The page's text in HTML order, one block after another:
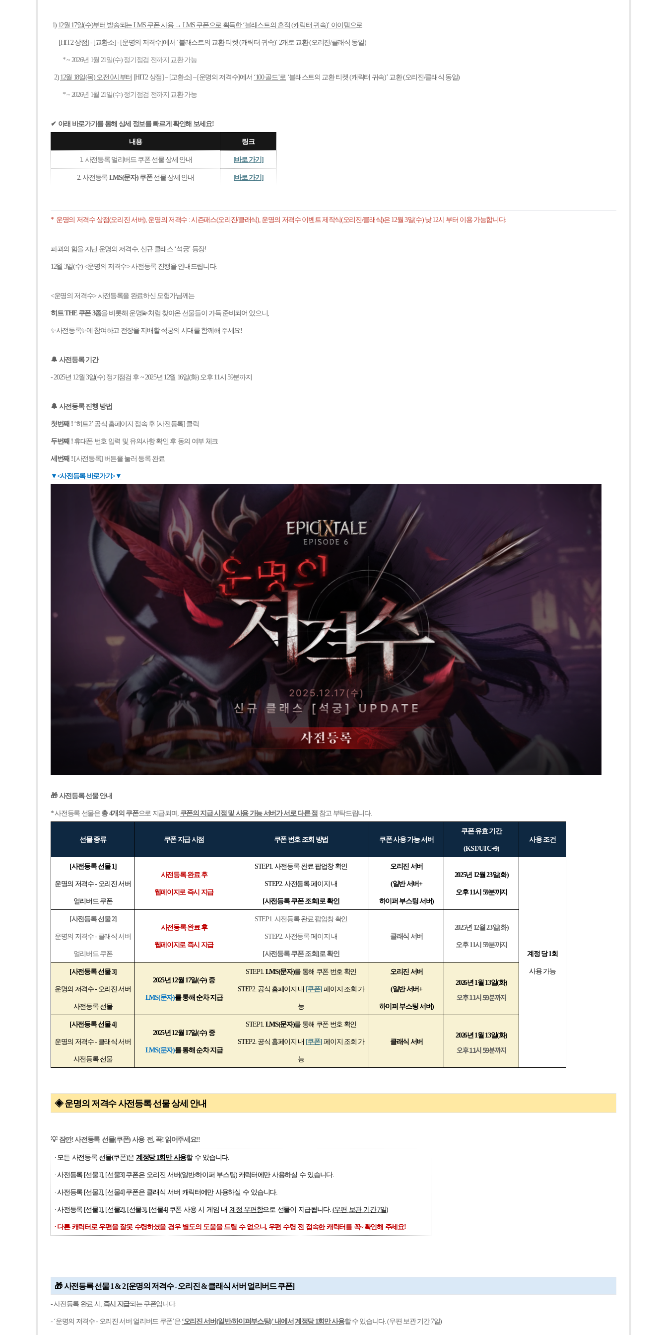
1) 12월 17일(수)부터 발송되는 LMS 쿠폰 사용 → LMS 쿠폰으로 획득한 ‘블래스트의 흔적 (캐릭터 귀속)’ 아이템으로
[HIT2 상점] - [교환소] - [운명의 저격수]에서 ‘블래스트의 교환 티켓 (캐릭터 귀속)’ 2개로 교환 (오리진/클래식 동일)
* ~ 2026년 1월 21일(수) 정기점검 전까지 교환 가능
2) 12월 18일(목) 오전 0시부터 [HIT2 상점] – [교환소] – [운명의 저격수]에서 ‘100 골드’로 ‘블래스트의 교환 티켓 (캐릭터 귀속)’ 교환 (오리진/클래식 동일)
* ~ 2026년 1월 21일(수) 정기점검 전까지 교환 가능
✔ 아래 바로가기를 통해 상세 정보를 빠르게 확인해 보세요!
내용 링크
1. 사전등록 얼리버드 쿠폰 선물 상세 안내 [바로 가기]
2.사전등록 LMS(문자) 쿠폰선물 상세 안내 [바로 가기]
* 운명의 저격수 상점(오리진 서버), 운명의 저격수 : 시즌패스(오리진/클래식), 운명의 저격수 이벤트 제작식(오리진/클래식)은 12월 3일(수) 낮 12시 부터 이용 가능합니다.
파괴의 힘을 지닌 운명의 저격수, 신규 클래스 ‘석궁’ 등장!
12월 3일(수) <운명의 저격수> 사전등록 진행을 안내드립니다.
<운명의 저격수> 사전등록을 완료하신 모험가님께는
히트 THE 쿠폰 3종을 비롯해 운명💫처럼 찾아온 선물들이 가득 준비되어 있으니,
✨사전등록✨에 참여하고 전장을 지배할 석궁의 시대를 함께해 주세요!
🔔 사전등록 기간
- 2025년 12월 3일(수) 정기점검 후 ~ 2025년 12월 16일(화) 오후 11시 59분까지
🔔 사전등록 진행 방법
첫번째 ! ‘히트2’ 공식 홈페이지 접속 후 [사전등록] 클릭
두번째 ! 휴대폰 번호 입력 및 유의사항 확인 후 동의 여부 체크
세번째 ![사전등록] 버튼을 눌러 등록 완료
▼<사전등록 바로가기>▼
🎁 사전등록 선물 안내
*사전등록 선물은 총 4개의 쿠폰으로 지급되며, 쿠폰의 지급 시점 및 사용 가능 서버가 서로 다른 점 참고 부탁드립니다.
선물 종류 쿠폰 지급 시점 쿠폰 번호 조회 방법 쿠폰 사용 가능 서버
쿠폰 유효 기간
(KST/UTC+9)
사용 조건
[사전등록 선물 1]
운명의 저격수 - 오리진 서버
얼리버드 쿠폰
사전등록 완료 후
웹페이지로 즉시 지급
STEP1. 사전등록 완료 팝업창 확인
STEP2.사전등록 페이지 내
[사전등록 쿠폰 조회]로 확인
오리진 서버
(일반 서버+
하이퍼 부스팅 서버)
2025년 12월 23일(화)
오후 11시 59분까지
계정 당 1회
사용 가능
[사전등록 선물 2]
운명의 저격수 - 클래식 서버
얼리버드 쿠폰
사전등록 완료 후
웹페이지로 즉시 지급
STEP1. 사전등록 완료 팝업창 확인
STEP2.사전등록 페이지 내
[사전등록 쿠폰 조회]로 확인
클래식 서버
2025년 12월 23일(화)
오후 11시 59분까지
[사전등록 선물 3]
운명의 저격수 - 오리진 서버
사전등록 선물
2025년 12월 17일(수) 중
LMS(문자)를 통해 순차 지급
STEP1. LMS(문자)를 통해 쿠폰 번호 확인
STEP2. 공식 홈페이지 내 [쿠폰] 페이지 조회 가
능
오리진 서버
(일반 서버+
하이퍼 부스팅 서버)
2026년 1월 13일(화)
오후 11시 59분까지
[사전등록 선물 4]
운명의 저격수 - 클래식 서버
사전등록 선물
2025년 12월 17일(수) 중
LMS(문자)를 통해 순차 지급
STEP1. LMS(문자)를 통해 쿠폰 번호 확인
STEP2. 공식 홈페이지 내 [쿠폰] 페이지 조회 가
능
클래식 서버
2026년 1월 13일(화)
오후 11시 59분까지
◈ 운명의 저격수 사전등록 선물 상세 안내
💡 잠깐!사전등록 선물(쿠폰) 사용 전, 꼭! 읽어주세요!!
∙ 모든 사전등록 선물(쿠폰)은 계정당1회만 사용할 수 있습니다.
∙사전등록 [선물1], [선물3] 쿠폰은 오리진 서버(일반/하이퍼 부스팅) 캐릭터에만 사용하실 수 있습니다.
∙사전등록 [선물2], [선물4] 쿠폰은 클래식 서버 캐릭터에만 사용하실 수 있습니다.
∙사전등록 [선물1], [선물2], [선물3], [선물4] 쿠폰 사용 시 게임 내 계정 우편함으로 선물이 지급됩니다. (우편 보관 기간7일)
∙ 다른 캐릭터로 우편을 잘못 수령하셨을 경우 별도의 도움을 드릴 수 없으니, 우편 수령 전 접속한 캐릭터를 꼭~확인해 주세요!
🎁 사전등록 선물 1 & 2 [운명의 저격수 - 오리진 & 클래식 서버 얼리버드 쿠폰]
-사전등록 완료 시, 즉시 지급되는 쿠폰입니다.
-‘운명의 저격수 - 오리진 서버 얼리버드 쿠폰’은 ‘오리진 서버(일반/하이퍼부스팅)’ 내에서 계정당 1회만 사용할 수 있습니다. (우편 보관 기간 7일)